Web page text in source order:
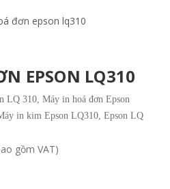
EPSON LQ310
LQ 310, Máy in hoá đơn Epson
in kim Epson LQ310, Epson LQ
gồm VAT)